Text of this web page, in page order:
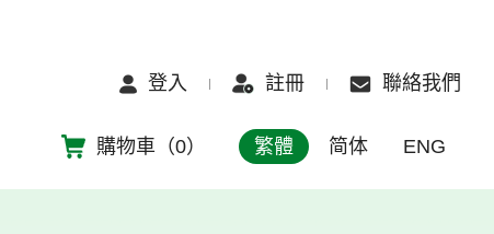
登入 註冊 聯絡我們
購物車（0） 繁體 简体 ENG